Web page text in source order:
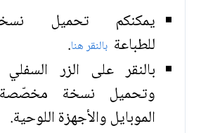
يمكنكم تحميل
للطباعة بالنقر هنا.
بالنقر على الزر
وتحميل نسخة مخصّصة
الموبايل والأجهزة اللوحية.